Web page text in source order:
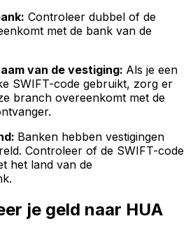
Controleer dubbel of de
met de bank van de
van de vestiging: Als je een
SWIFT-code gebruikt, zorg er
branch overeenkomt met de
Banken hebben vestigingen
Controleer of de SWIFT-code
het land van de
je geld naar HUA